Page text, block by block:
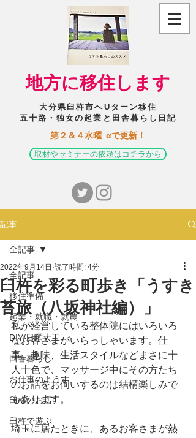
​地方に移住します
大分県臼杵市へUターン移住
五十路・独女の起業と田舎暮らし日記
​第２＆４水曜+αで更新！
取材やセミナーの依頼はコチラから
記事
全記事
移住準備
起業・就職・就農
DIY/日曜大工
田舎暮らし
お仕事のようす
臼杵のお店
臼杵で遊ぶ
全記事
臼杵を彩る町歩き「うすき
苔旅（八坂神社編）」
2022年9月14日 読了時間: 4分
私が経営している整体院にはいろいろ
なお客さまがいらっしゃいます。仕
事、趣味、生活スタイルなどまさに十
人十色で、マッサージ中にその方たち
のお話をお伺いするのは結構楽しみで
もあります。
埼玉に居たときに、あるお客さまが熱